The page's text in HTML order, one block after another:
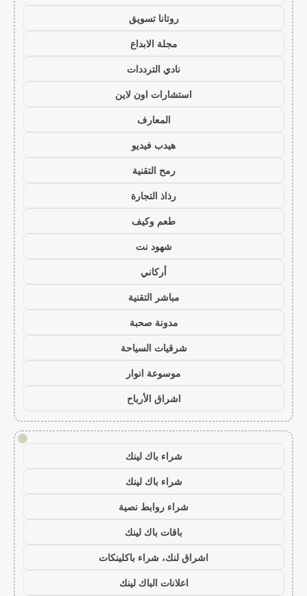
روتانا تسويق
مجلة الابداع
نادي الترددات
استشارات اون لاين
المعارف
هيدب فيديو
رمح التقنية
رذاذ التجارة
طعم وكيف
شهود نت
أركاني
مباشر التقنية
مدونة صحبة
شرقيات السياحة
موسوعة انوار
اشراق الأرباح
!
شراء باك لينك
شراء باك لينك
شراء روابط نصية
باقات باك لينك
اشراق لنك، شراء باكلينكات
اعلانات الباك لينك